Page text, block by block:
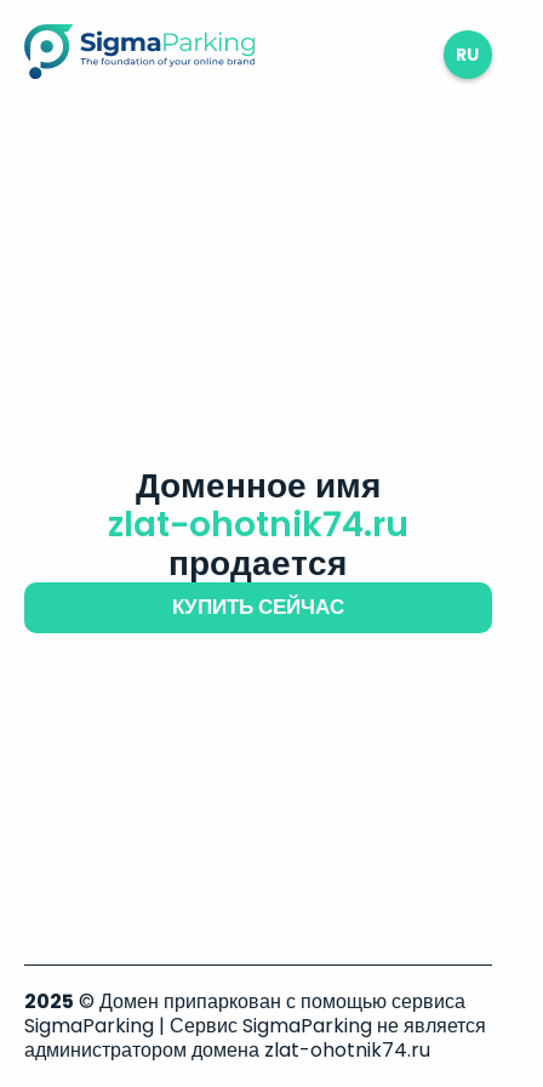
RU
Доменное имя
zlat-ohotnik74.ru
продается
КУПИТЬ СЕЙЧАС
2025 © Домен припаркован с помощью сервиса
SigmaParking | Сервис SigmaParking не является
администратором домена zlat-ohotnik74.ru